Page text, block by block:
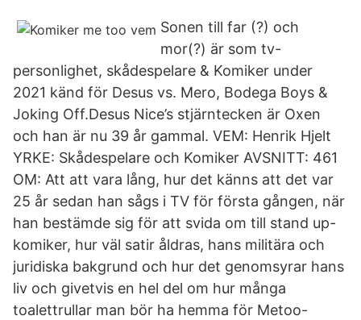
Sonen till far (?) och
mor(?) är som tv-
personlighet, skådespelare & Komiker under
2021 känd för Desus vs. Mero, Bodega Boys &
Joking Off.Desus Nice’s stjärntecken är Oxen
och han är nu 39 år gammal. VEM: Henrik Hjelt
YRKE: Skådespelare och Komiker AVSNITT: 461
OM: Att att vara lång, hur det känns att det var
25 år sedan han sågs i TV för första gången, när
han bestämde sig för att svida om till stand up-
komiker, hur väl satir åldras, hans militära och
juridiska bakgrund och hur det genomsyrar hans
liv och givetvis en hel del om hur många
toalettrullar man bör ha hemma för Metoo-